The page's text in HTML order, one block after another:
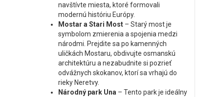
navštívte miesta, ktoré formovali
modernú históriu Európy.
Mostar a Stari Most – Starý most je
symbolom zmierenia a spojenia medzi
národmi. Prejdite sa po kamenných
uličkách Mostaru, obdivujte osmanskú
architektúru a nezabudnite si pozrieť
odvážnych skokanov, ktorí sa vrhajú do
rieky Neretvy.
Národný park Una – Tento park je ideálny